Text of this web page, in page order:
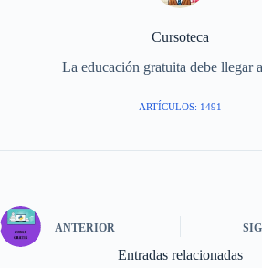
Cursoteca
La educación gratuita debe llegar
ARTÍCULOS: 1491
ANTERIOR
Entradas relacionadas